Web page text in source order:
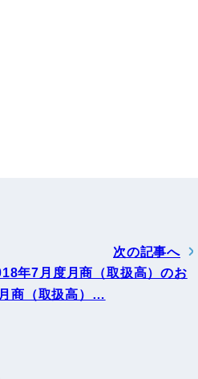
次の記事へ
年7月度月商（取扱高）のお
商（取扱高）…